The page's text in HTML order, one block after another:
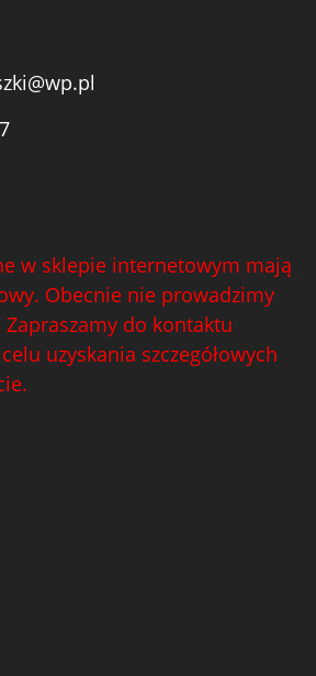
w sklepie internetowym mają
Obecnie nie prowadzimy
do kontaktu
uzyskania szczegółowych